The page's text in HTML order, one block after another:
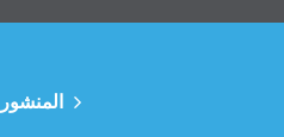
المنشور